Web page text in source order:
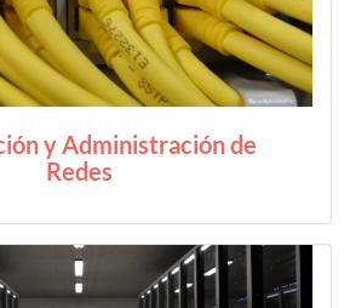
y Administración de
Redes